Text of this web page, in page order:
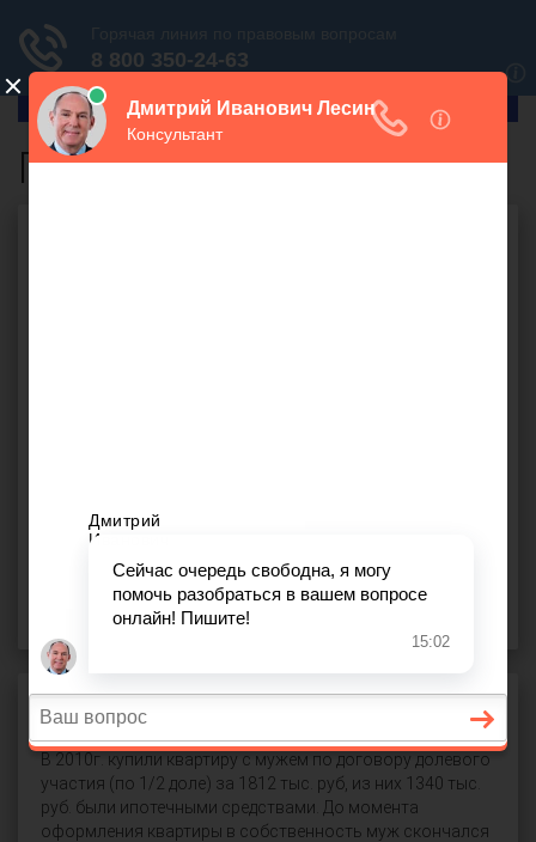
ГлавПрав
Продажа имущества
Налог с продажи квартиры
В 2010г. купили квартиру с мужем по договору долевого
участия (по 1/2 доле) за 1812 тыс. руб, из них 1340 тыс.
руб. были ипотечными средствами. До момента
оформления квартиры в собственность муж скончался